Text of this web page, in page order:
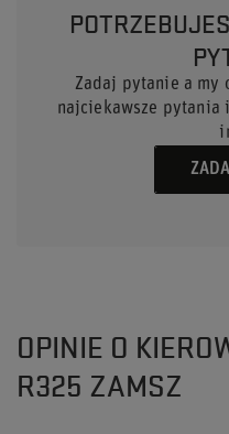
Zadaj pytanie a my
najciekawsze
OPINIE O
R325 ZAMSZ